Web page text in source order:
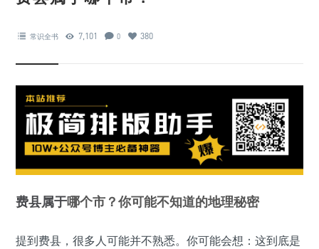
常识全书 7,101 0 380
费县属于哪个市？你可能不知道的地理秘密
提到费县，很多人可能并不熟悉。你可能会想：这到底是